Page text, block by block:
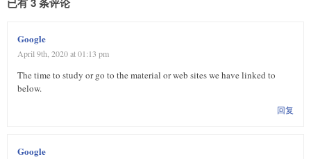
Google
April 9th, 2020 at 01:13 pm
The time to study or go to the material or web sites we have linked to
below.
回复
Google